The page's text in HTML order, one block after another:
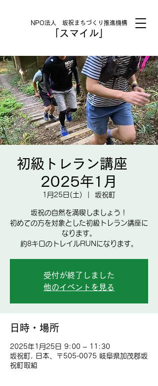
NPO法人 坂祝まちづくり推進機構
「スマイル」
初級トレラン講座
2025年1月
1月25日(土) 坂祝町
坂祝の自然を満喫しましょう！
初めての方を対象とした初級トレラン講座に
なります。
受付が終了しました
他のイベントを見る
日時・場所
2025年1月25日 9:00 – 11:30
坂祝町, 日本、〒505-0075 岐阜県加茂郡坂
祝町取組